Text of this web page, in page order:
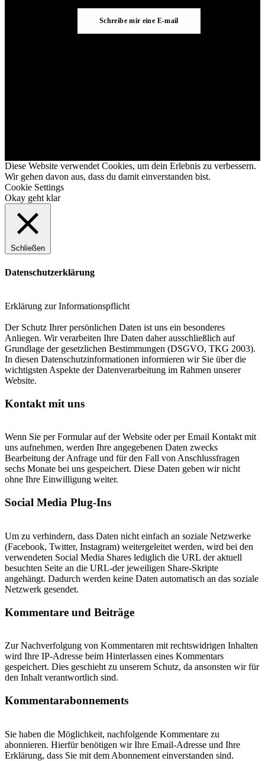
Schreibe mir eine E-mail
Diese Website verwendet Cookies, um dein Erlebnis zu verbessern.
Wir gehen davon aus, dass du damit einverstanden bist.
Cookie Settings
Okay geht klar
Schließen
Datenschutzerklärung
Erklärung zur Informationspflicht
Der Schutz Ihrer persönlichen Daten ist uns ein besonderes
Anliegen. Wir verarbeiten Ihre Daten daher ausschließlich auf
Grundlage der gesetzlichen Bestimmungen (DSGVO, TKG 2003).
In diesen Datenschutzinformationen informieren wir Sie über die
wichtigsten Aspekte der Datenverarbeitung im Rahmen unserer
Website.
Kontakt mit uns
Wenn Sie per Formular auf der Website oder per Email Kontakt mit
uns aufnehmen, werden Ihre angegebenen Daten zwecks
Bearbeitung der Anfrage und für den Fall von Anschlussfragen
sechs Monate bei uns gespeichert. Diese Daten geben wir nicht
ohne Ihre Einwilligung weiter.
Social Media Plug-Ins
Um zu verhindern, dass Daten nicht einfach an soziale Netzwerke
(Facebook, Twitter, Instagram) weitergeleitet werden, wird bei den
verwendeten Social Media Shares lediglich die URL der aktuell
besuchten Seite an die URL-der jeweiligen Share-Skripte
angehängt. Dadurch werden keine Daten automatisch an das soziale
Netzwerk gesendet.
Kommentare und Beiträge
Zur Nachverfolgung von Kommentaren mit rechtswidrigen Inhalten
wird Ihre IP-Adresse beim Hinterlassen eines Kommentars
gespeichert. Dies geschieht zu unserem Schutz, da ansonsten wir für
den Inhalt verantwortlich sind.
Kommentarabonnements
Sie haben die Möglichkeit, nachfolgende Kommentare zu
abonnieren. Hierfür benötigen wir Ihre Email-Adresse und Ihre
Erklärung, dass Sie mit dem Abonnement einverstanden sind.